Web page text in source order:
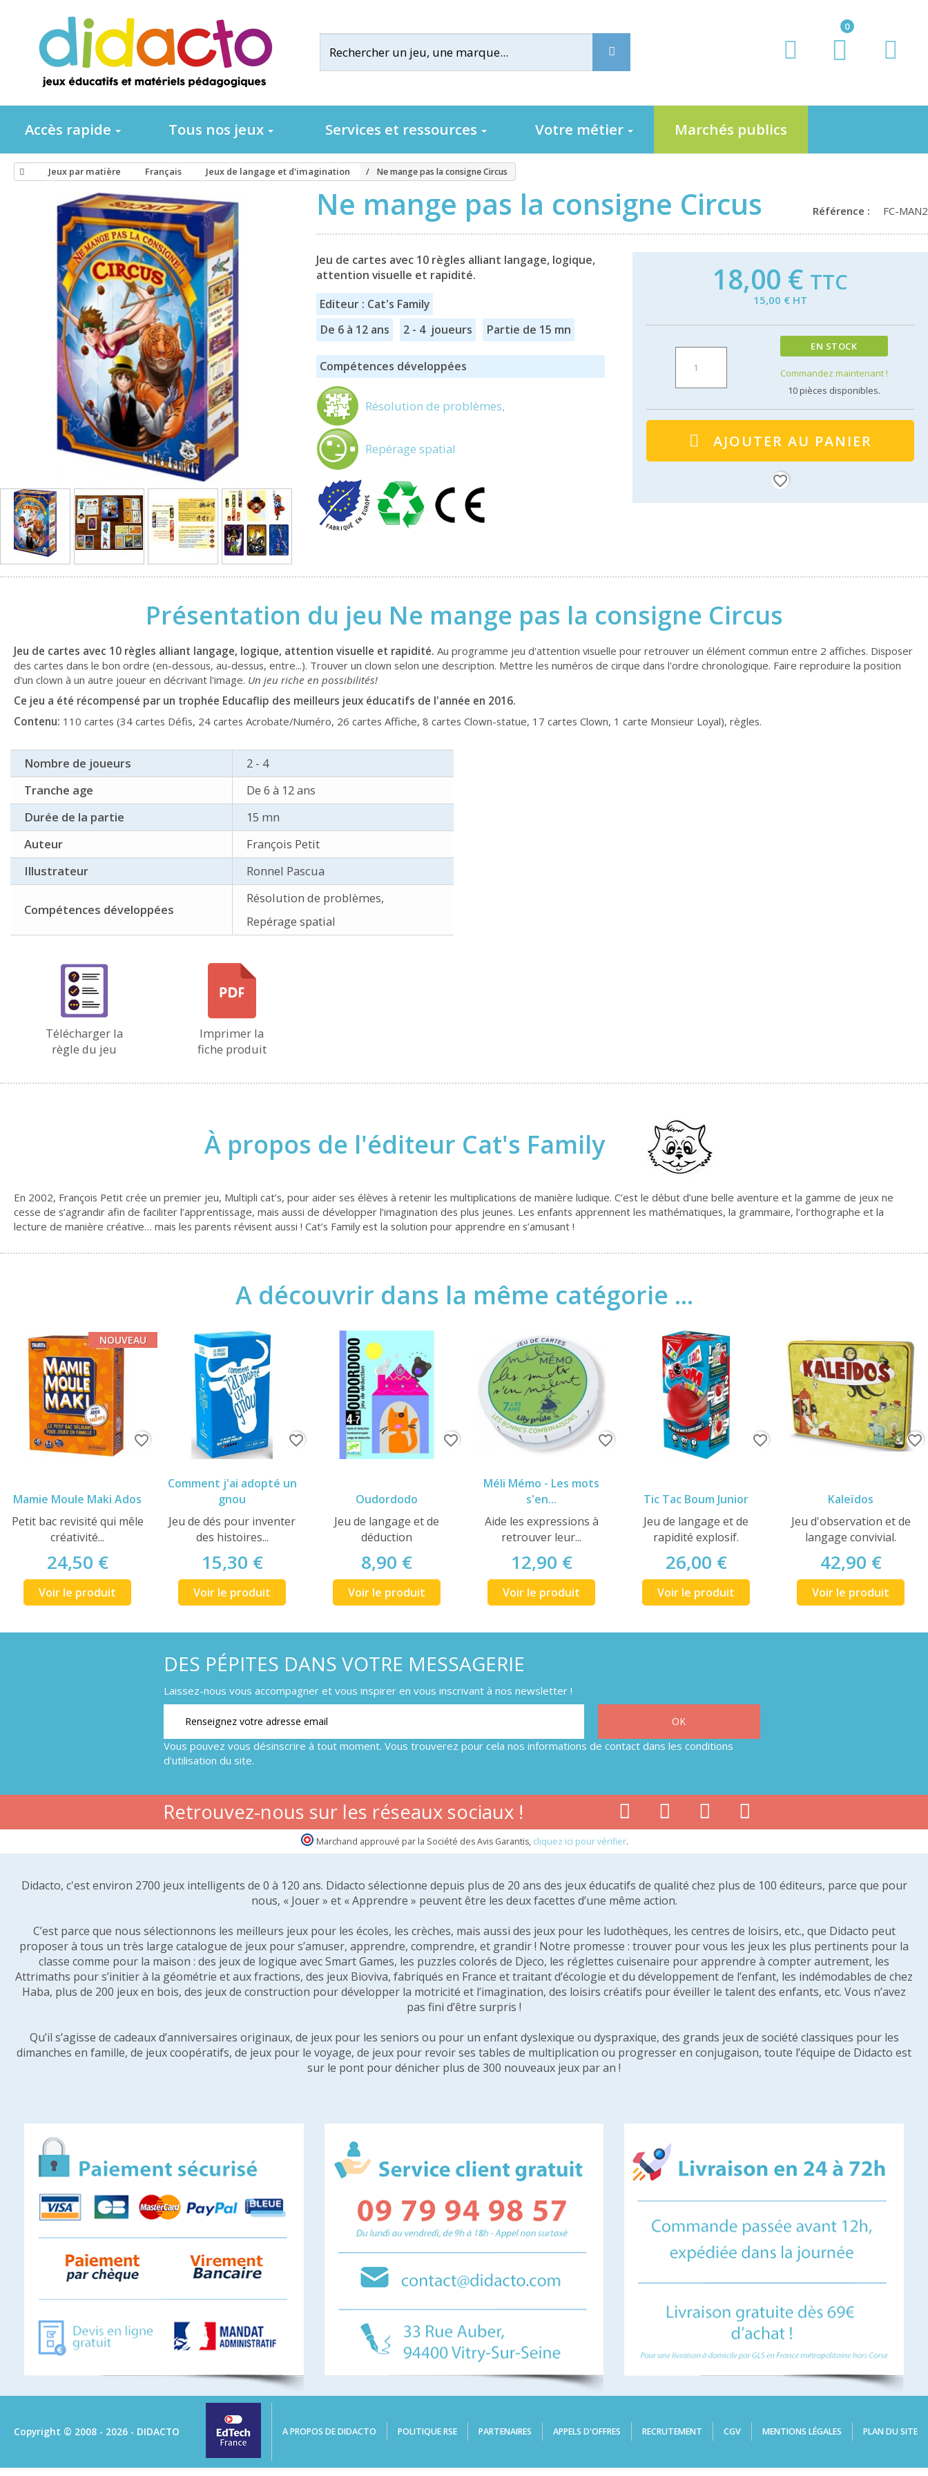
0
Accès rapide Tous nos jeux Services et ressources Votre métier Marchés publics
Jeux par matière Français Jeux de langage et d'imagination Ne mange pas la consigne Circus
Ne mange pas la consigne Circus Référence : FC-MAN2
Jeu de cartes avec 10 règles alliant langage, logique,
attention visuelle et rapidité.
Editeur : Cat's Family
De 6 à 12 ans
2 - 4 joueurs Partie de 15 mn
Compétences développées
Résolution de problèmes,
Repérage spatial
18,00 € TTC
15,00 € HT
EN STOCK
Commandez maintenant !
10pièces disponibles.
AJOUTER AU PANIER
favorite_border
Présentation du jeu Ne mange pas la consigne Circus
Jeu de cartes avec 10 règles alliant langage, logique, attention visuelle et rapidité. Au programme jeu d'attention visuelle pour retrouver un élément commun entre 2 affiches. Disposer
des cartes dans le bon ordre (en-dessous, au-dessus, entre...). Trouver un clown selon une description. Mettre les numéros de cirque dans l'ordre chronologique. Faire reproduire la position
d'un clown à un autre joueur en décrivant l'image. Un jeu riche en possibilités!
Ce jeu a été récompensé par un trophée Educaflip des meilleurs jeux éducatifs de l'année en 2016.
Contenu: 110 cartes (34 cartes Défis, 24 cartes Acrobate/Numéro, 26 cartes Affiche, 8 cartes Clown-statue, 17 cartes Clown, 1 carte Monsieur Loyal), règles.
Nombre de joueurs
2 - 4
Tranche age
De 6 à 12 ans
Durée de la partie
15 mn
Auteur
François Petit
Illustrateur
Ronnel Pascua
Compétences développées
Résolution de problèmes,
Repérage spatial
Télécharger la
règle du jeu
Imprimer la
fiche produit
À propos de l'éditeur Cat's Family
En 2002, François Petit crée un premier jeu, Multipli cat’s, pour aider ses élèves à retenir les multiplications de manière ludique. C’est le début d’une belle aventure et la gamme de jeux ne
cesse de s’agrandir afin de faciliter l’apprentissage, mais aussi de développer l’imagination des plus jeunes. Les enfants apprennent les mathématiques, la grammaire, l’orthographe et la
lecture de manière créative… mais les parents révisent aussi ! Cat’s Family est la solution pour apprendre en s’amusant !
A découvrir dans la même catégorie ...
Mamie Moule Maki Ados
Petit bac revisité qui mêle
créativité...
24,50 €
Voir le produit
NOUVEAU
favorite_border
Comment j'ai adopté un
gnou
Jeu de dés pour inventer
des histoires...
15,30 €
Voir le produit
favorite_border
Oudordodo
Jeu de langage et de
déduction
8,90 €
Voir le produit
favorite_border
Méli Mémo - Les mots
s'en...
Aide les expressions à
retrouver leur...
12,90 €
Voir le produit
favorite_border
Tic Tac Boum Junior
Jeu de langage et de
rapidité explosif.
26,00 €
Voir le produit
favorite_border
Kaleïdos
Jeu d'observation et de
langage convivial.
42,90 €
Voir le produit
favorite_border
DES PÉPITES DANS VOTRE MESSAGERIE
Laissez-nous vous accompagner et vous inspirer en vous inscrivant à nos newsletter !
Vous pouvez vous désinscrire à tout moment. Vous trouverez pour cela nos informations de contact dans les conditions
d'utilisation du site.
Retrouvez-nous sur les réseaux sociaux !
Marchand approuvé par la Société des Avis Garantis, cliquez ici pour vérifier.
Didacto, c'est environ 2700 jeux intelligents de 0 à 120 ans. Didacto sélectionne depuis plus de 20 ans des jeux éducatifs de qualité chez plus de 100 éditeurs, parce que pour
nous, « Jouer » et « Apprendre » peuvent être les deux facettes d’une même action.
C’est parce que nous sélectionnons les meilleurs jeux pour les écoles, les crèches, mais aussi des jeux pour les ludothèques, les centres de loisirs, etc., que Didacto peut
proposer à tous un très large catalogue de jeux pour s’amuser, apprendre, comprendre, et grandir ! Notre promesse : trouver pour vous les jeux les plus pertinents pour la
classe comme pour la maison : des jeux de logique avec Smart Games, les puzzles colorés de Djeco, les réglettes cuisenaire pour apprendre à compter autrement, les
Attrimaths pour s’initier à la géométrie et aux fractions, des jeux Bioviva, fabriqués en France et traitant d’écologie et du développement de l’enfant, les indémodables de chez
Haba, plus de 200 jeux en bois, des jeux de construction pour développer la motricité et l’imagination, des loisirs créatifs pour éveiller le talent des enfants, etc. Vous n’avez
pas fini d’être surpris !
Qu’il s’agisse de cadeaux d’anniversaires originaux, de jeux pour les seniors ou pour un enfant dyslexique ou dyspraxique, des grands jeux de société classiques pour les
dimanches en famille, de jeux coopératifs, de jeux pour le voyage, de jeux pour revoir ses tables de multiplication ou progresser en conjugaison, toute l’équipe de Didacto est
sur le pont pour dénicher plus de 300 nouveaux jeux par an !
Copyright © 2008 - 2026 - DIDACTO A PROPOS DE DIDACTO POLITIQUE RSE PARTENAIRES APPELS D'OFFRES RECRUTEMENT CGV MENTIONS LÉGALES PLAN DU SITE